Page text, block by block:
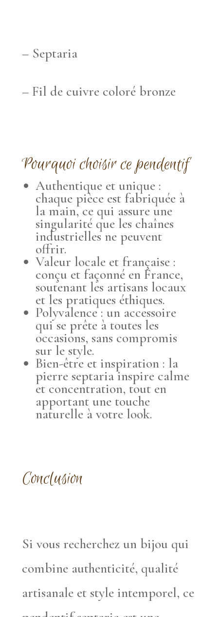
– Septaria
– Fil de cuivre coloré bronze
Pourquoi choisir ce pendentif
Authentique et unique :
chaque pièce est fabriquée à
la main, ce qui assure une
singularité que les chaînes
industrielles ne peuvent
offrir.
Valeur locale et française :
conçu et façonné en France,
soutenant les artisans locaux
et les pratiques éthiques.
Polyvalence : un accessoire
qui se prête à toutes les
occasions, sans compromis
sur le style.
Bien-être et inspiration : la
pierre septaria inspire calme
et concentration, tout en
apportant une touche
naturelle à votre look.
Conclusion
Si vous recherchez un bijou qui
combine authenticité, qualité
artisanale et style intemporel, ce